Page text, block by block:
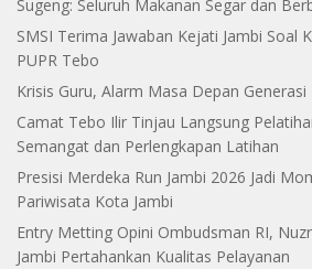
Sugeng: Seluruh Makanan Segar dan
SMSI Terima Jawaban Kejati Jambi Soal
PUPR Tebo
Krisis Guru, Alarm Masa Depan Generasi
Camat Tebo Ilir Tinjau Langsung
Semangat dan Perlengkapan Latihan
Presisi Merdeka Run Jambi 2026 Jadi
Pariwisata Kota Jambi
Entry Metting Opini Ombudsman RI,
Jambi Pertahankan Kualitas Pelayanan